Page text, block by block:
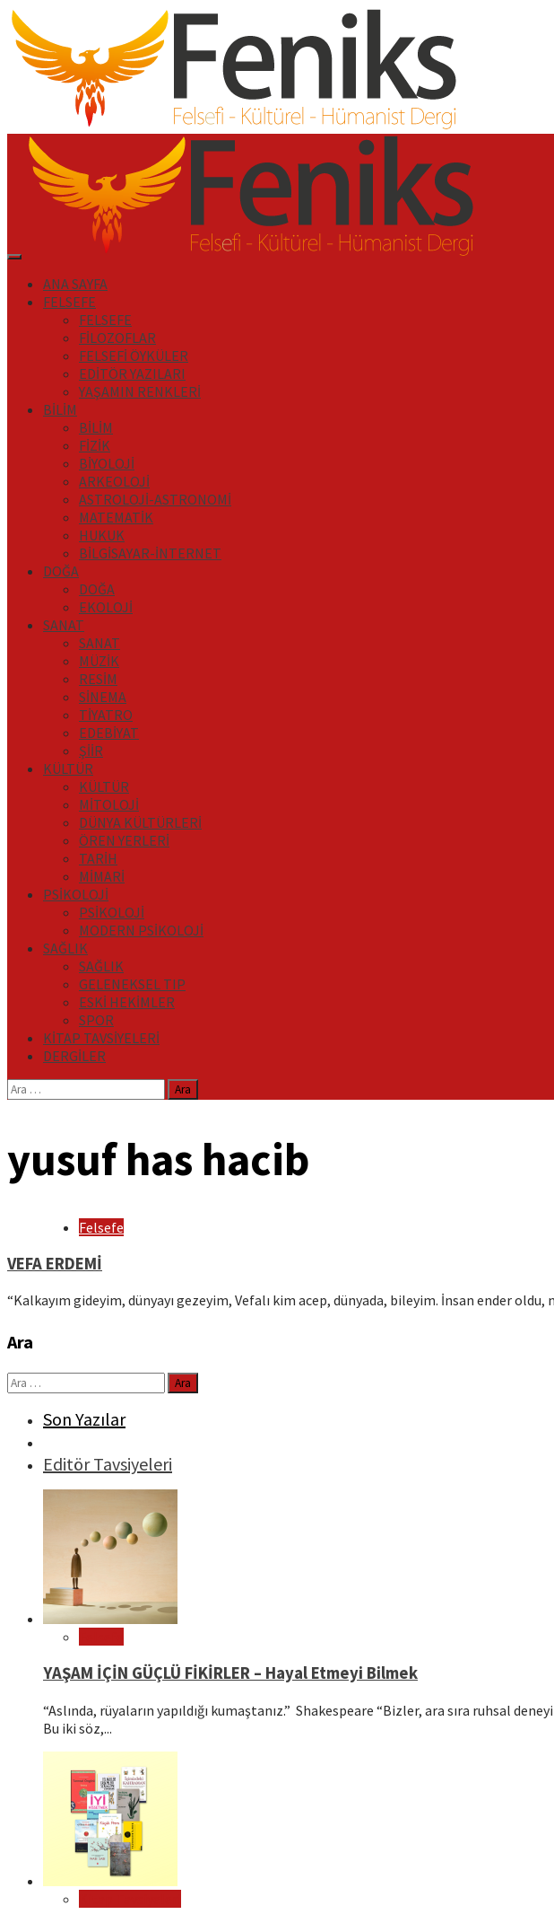
İçeriği
Geç
Primary
ANA SAYFA
FELSEFE
FELSEFE
FİLOZOFLAR
FELSEFİ ÖYKÜLER
EDİTÖR YAZILARI
YAŞAMIN RENKLERİ
BİLİM
BİLİM
FİZİK
BİYOLOJİ
ARKEOLOJİ
ASTROLOJİ-ASTRONOMİ
MATEMATİK
HUKUK
BİLGİSAYAR-İNTERNET
DOĞA
DOĞA
EKOLOJİ
SANAT
SANAT
MÜZİK
RESİM
SİNEMA
TİYATRO
EDEBİYAT
ŞİİR
KÜLTÜR
KÜLTÜR
MİTOLOJİ
DÜNYA KÜLTÜRLERİ
ÖREN YERLERİ
TARİH
MİMARİ
PSİKOLOJİ
PSİKOLOJİ
MODERN PSİKOLOJİ
SAĞLIK
SAĞLIK
GELENEKSEL TIP
ESKİ HEKİMLER
SPOR
KİTAP TAVSİYELERİ
DERGİLER
Arama:
yusuf has hacib
Felsefe
VEFA ERDEMİ
“Kalkayım gideyim, dünyayı gezeyim, Vefalı kim acep, dünyada, bileyim. İnsan ender
Ara
Arama:
Son Yazılar
Editör Tavsiyeleri
YAŞAM İÇİN GÜÇLÜ FİKİRLER – Hayal Etmeyi Bilmek
“Aslında, rüyaların yapıldığı kumaştanız.” Shakespeare “Bizler, ara sıra ruhsal
Bu iki söz,...